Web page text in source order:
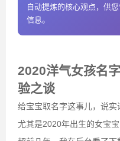
自动提炼的核心观点，供
信息。
2020洋气女孩名
验之谈
给宝宝取名字这事儿，说实
尤其是2020年出生的女宝